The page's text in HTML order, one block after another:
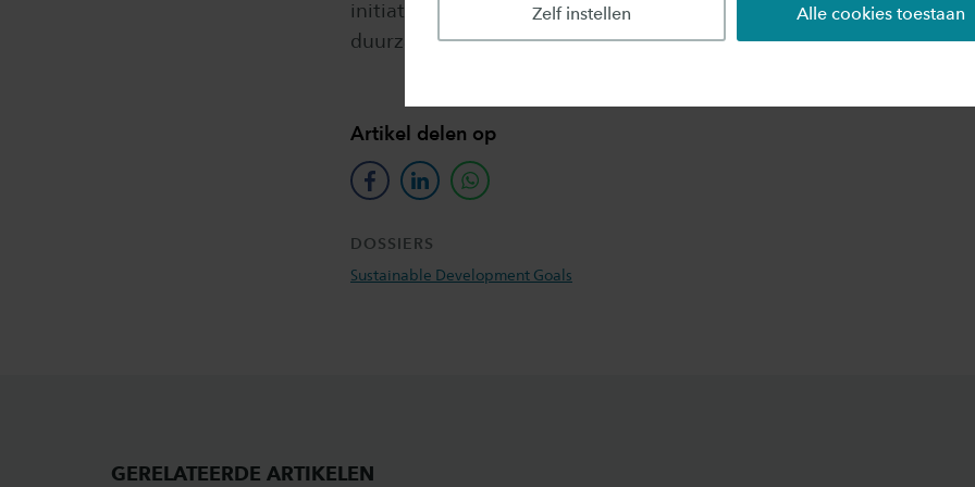
Zelf instellen Alle cookies toestaan
initiatieven en inspiratie kan opdoen om zelf bij te kunnen dragen
duurzame samenleving.
Artikel delen op
facebooklinkedinwhatsapp
DOSSIERS
Sustainable Development Goals
GERELATEERDE ARTIKELEN